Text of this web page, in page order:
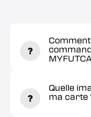
Quelle
ma carte